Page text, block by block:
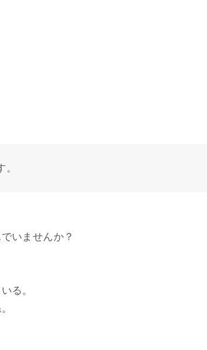
いませんか？
る。